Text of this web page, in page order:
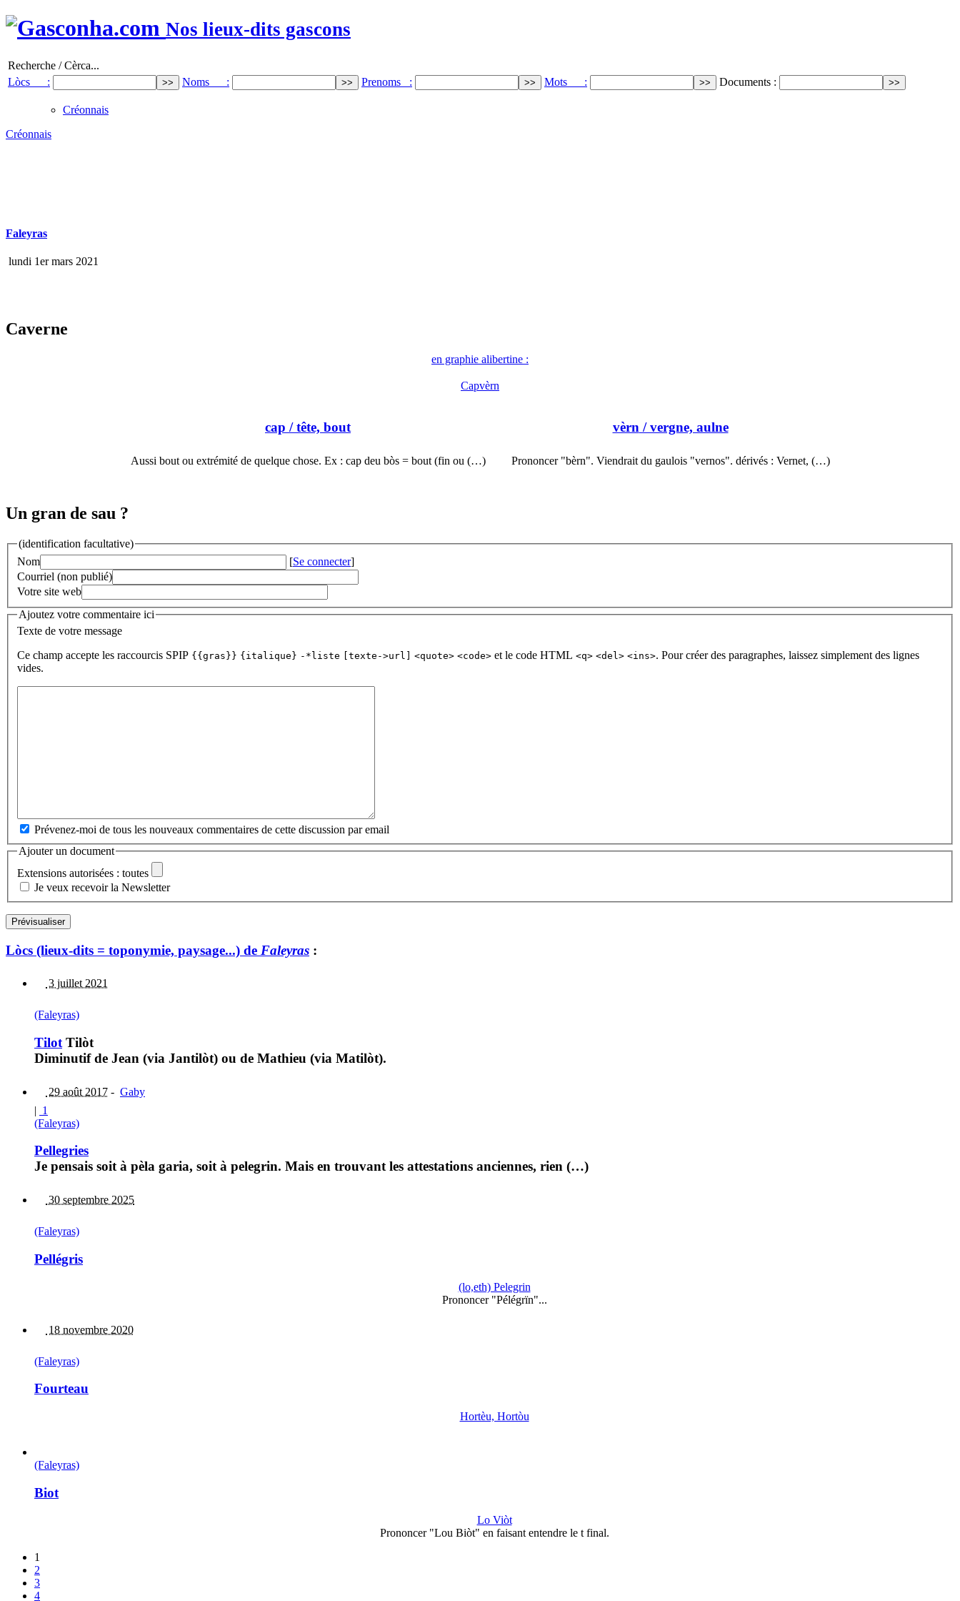
Nos lieux-dits gascons
Recherche / Cèrca...
Lòcs :
Noms : Prenoms : Mots : Documents :
Créonnais
Créonnais
Faleyras
lundi 1er mars 2021
Caverne
en graphie alibertine :
Capvèrn
cap / tête, bout
Aussi bout ou extrémité de quelque chose. Ex : cap deu bòs = bout (fin ou (…)
vèrn / vergne, aulne
Prononcer "bèrn". Viendrait du gaulois "vernos". dérivés : Vernet, (…)
Un gran de sau ?
(identification facultative)
Nom
[Se connecter]
Courriel (non publié)
Votre site web
Ajoutez votre commentaire ici
Texte de votre message
Ce champ accepte les raccourcis SPIP {{gras}} {italique} -*liste [texte->url] <quote> <code> et le code HTML <q> <del> <ins>. Pour créer des paragraphes, laissez simplement des lignes
vides.
Prévenez-moi de tous les nouveaux commentaires de cette discussion par email
Ajouter un document
Extensions autorisées : toutes
Je veux recevoir la Newsletter
Lòcs (lieux-dits = toponymie, paysage...) de Faleyras :
3 juillet 2021
(Faleyras)
Tilot Tilòt
Diminutif de Jean (via Jantilòt) ou de Mathieu (via Matilòt).
29 août 2017 - Gaby
| 1
(Faleyras)
Pellegries
Je pensais soit à pèla garia, soit à pelegrin. Mais en trouvant les attestations anciennes, rien (…)
30 septembre 2025
(Faleyras)
Pellégris
(lo,eth) Pelegrin
Prononcer "Pélégrïn"...
18 novembre 2020
(Faleyras)
Fourteau
Hortèu, Hortòu
(Faleyras)
Biot
Lo Viòt
Prononcer "Lou Biòt" en faisant entendre le t final.
1
2
3
4